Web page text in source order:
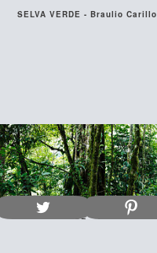
SELVA VERDE - Braulio Carillo
SELVA VERDE - Cloudbrigde